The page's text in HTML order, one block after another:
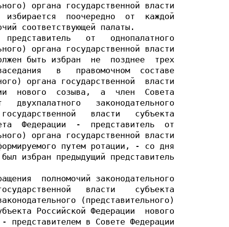
органа государственной власти
избирается  поочередно  от  каждой
соответствующей палаты.
представитель   от   однопалатного
органа государственной власти
быть избран  не  позднее  трех
в   правомочном  составе
органа государственной  власти
нового  созыва,  а  член  Совета
двухпалатного   законодательного
власти   субъекта
Федерации  -  представитель  от
органа государственной власти
путем ротации, - со дня
избран предыдущий представитель
полномочий законодательного
власти    субъекта
(представительного)
Российской Федерации  нового
представителем в Совете Федерации